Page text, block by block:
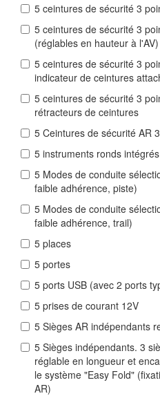
5 ceintures de sécurité 3
5 ceintures de sécurité 3
(réglables en hauteur à l'AV)
5 ceintures de sécurité 3
indicateur de ceintures
5 ceintures de sécurité 3
rétracteurs de ceintures
5 Ceintures de sécurité AR
5 instruments ronds
5 Modes de conduite
faible adhérence, piste)
5 Modes de conduite
faible adhérence, trail)
5 places
5 portes
5 ports USB (avec 2 ports
5 prises de courant 12V
5 Sièges AR indépendants
5 Sièges indépendants. 3
réglable en longueur et
le système "Easy Fold"
AR)